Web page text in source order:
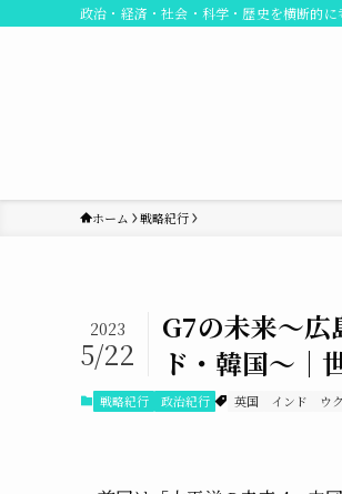
政治・経済・社会・科学・歴史を横断的
ホーム 戦略紀行
G7の未来〜
ド・韓国〜｜
2023
5/22
戦略紀行 政治紀行 英国 インド ウ